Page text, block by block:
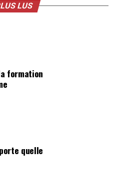
LUS
formation
quelle